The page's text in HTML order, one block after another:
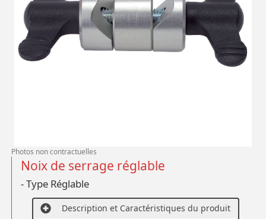
Photos non contractuelles
Noix de serrage réglable
- Type Réglable
Description et Caractéristiques du produit